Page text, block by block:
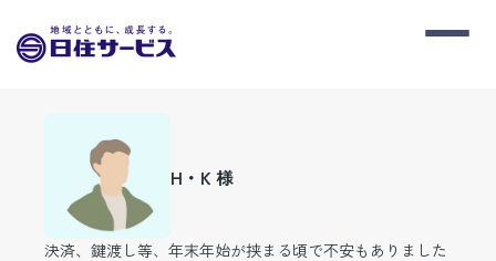
H・K 様
決済、鍵渡し等、年末年始が挟まる頃で不安もありました